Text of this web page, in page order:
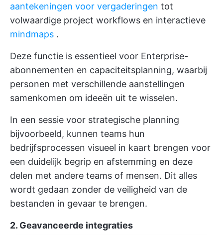
aantekeningen voor vergaderingen tot
volwaardige project workflows en interactieve
mindmaps .
Deze functie is essentieel voor Enterprise-
abonnementen en capaciteitsplanning, waarbij
personen met verschillende aanstellingen
samenkomen om ideeën uit te wisselen.
In een sessie voor strategische planning
bijvoorbeeld, kunnen teams hun
bedrijfsprocessen visueel in kaart brengen voor
een duidelijk begrip en afstemming en deze
delen met andere teams of mensen. Dit alles
wordt gedaan zonder de veiligheid van de
bestanden in gevaar te brengen.
2. Geavanceerde integraties